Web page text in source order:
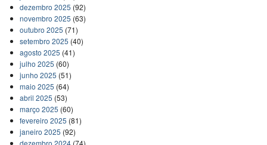
dezembro 2025 (92)
novembro 2025 (63)
outubro 2025 (71)
setembro 2025 (40)
agosto 2025 (41)
julho 2025 (60)
junho 2025 (51)
maio 2025 (64)
abril 2025 (53)
março 2025 (60)
fevereiro 2025 (81)
janeiro 2025 (92)
dezembro 2024(74)